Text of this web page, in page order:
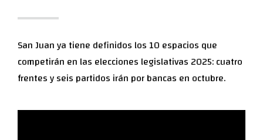
San Juan ya tiene definidos los 10 espacios que
competirán en las elecciones legislativas 2025: cuatro
frentes y seis partidos irán por bancas en octubre.